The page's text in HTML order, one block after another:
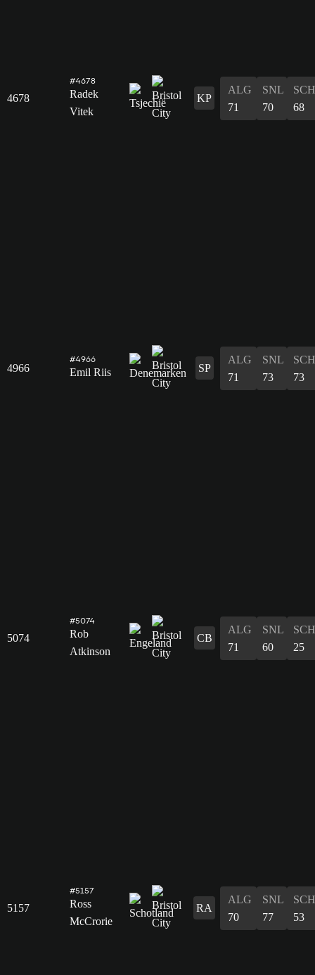
4678
#4678
Radek
Vitek
KP
ALG
71
SNL
70
SCH
68
4966
#4966
Emil Riis SP
ALG
71
SNL
73
SCH
73
5074
#5074
Rob
Atkinson
CB
ALG
71
SNL
60
SCH
25
5157
#5157
Ross
McCrorie
RA
ALG
70
SNL
77
SCH
53